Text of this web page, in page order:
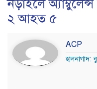
নড়াইলে
২ আহত ৫
ACP